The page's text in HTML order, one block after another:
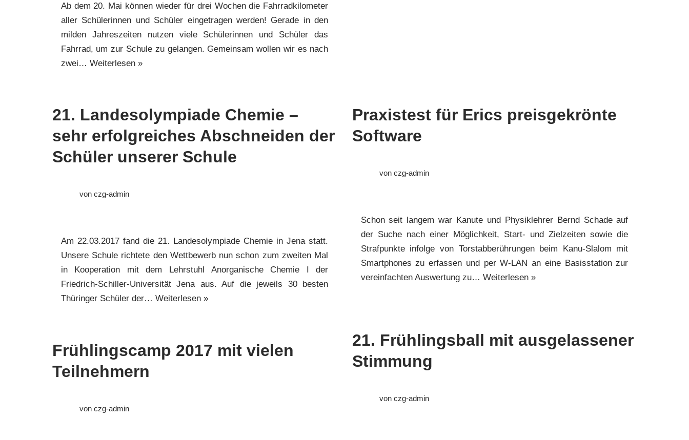
Ab dem 20. Mai können wieder für drei Wochen die Fahrradkilometer
aller Schülerinnen und Schüler eingetragen werden! Gerade in den
milden Jahreszeiten nutzen viele Schülerinnen und Schüler das
Fahrrad, um zur Schule zu gelangen. Gemeinsam wollen wir es nach
zwei… Weiterlesen »
21. Landesolympiade Chemie –
sehr erfolgreiches Abschneiden der
Schüler unserer Schule
von czg-admin
Am 22.03.2017 fand die 21. Landesolympiade Chemie in Jena statt.
Unsere Schule richtete den Wettbewerb nun schon zum zweiten Mal
in Kooperation mit dem Lehrstuhl Anorganische Chemie I der
Friedrich-Schiller-Universität Jena aus. Auf die jeweils 30 besten
Thüringer Schüler der… Weiterlesen »
Praxistest für Erics preisgekrönte
Software
von czg-admin
Schon seit langem war Kanute und Physiklehrer Bernd Schade auf
der Suche nach einer Möglichkeit, Start- und Zielzeiten sowie die
Strafpunkte infolge von Torstabberührungen beim Kanu-Slalom mit
Smartphones zu erfassen und per W-LAN an eine Basisstation zur
vereinfachten Auswertung zu… Weiterlesen »
Frühlingscamp 2017 mit vielen
Teilnehmern
von czg-admin
21. Frühlingsball mit ausgelassener
Stimmung
von czg-admin